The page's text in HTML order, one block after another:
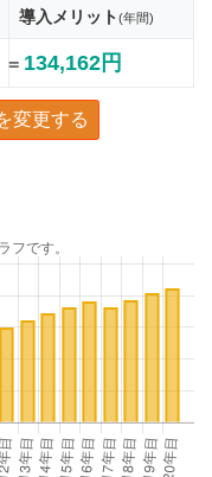
導入メリット(年間)
= 134,162円
変更する
フです。